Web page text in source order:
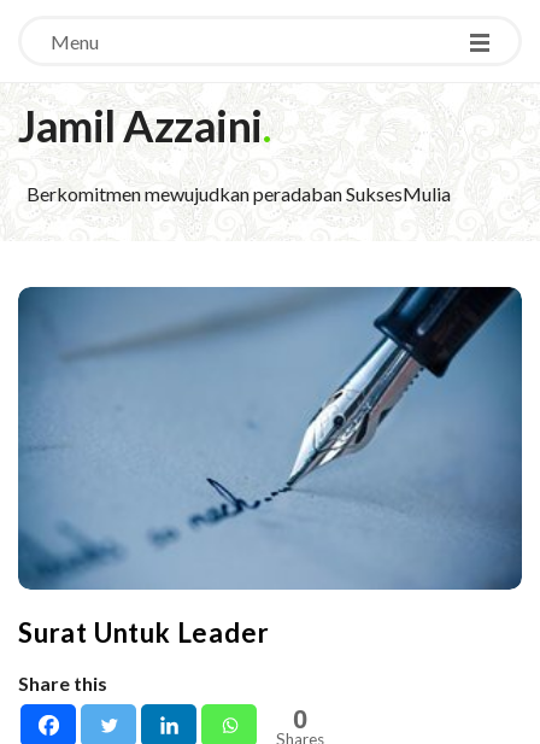
Menu
Jamil Azzaini.
Berkomitmen mewujudkan peradaban SuksesMulia
Surat Untuk Leader
Share this
0
Shares